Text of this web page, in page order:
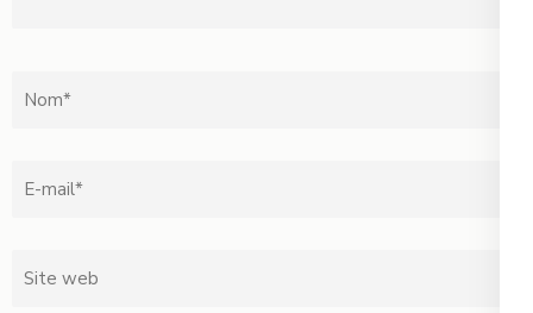
Nom *
Email *
Site